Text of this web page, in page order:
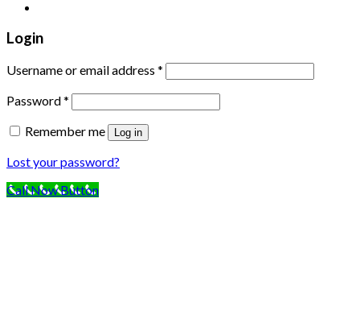
Login
Username or email address *
Password*
Remember me
Log in
Lost your password?
Call Now Button